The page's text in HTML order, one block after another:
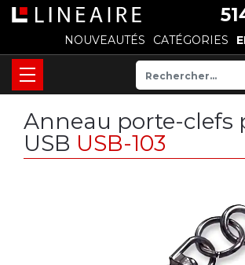
NOUVEAUTÉS CATÉGORIES
Anneau porte-clefs
USB USB-103